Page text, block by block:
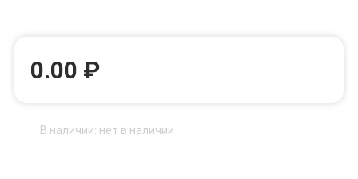
0.00 ₽
В наличии: нет в наличии